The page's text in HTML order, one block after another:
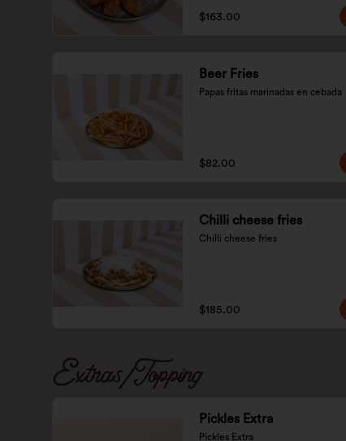
$163.00
Beer Fries
Papas fritas marinadas en cebada
$82.00
Chilli cheese fries
Chilli cheese fries
$185.00
Extras/Topping
Pickles Extra
Pickles Extra